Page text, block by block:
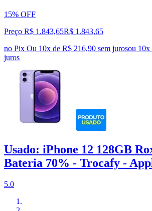
15% OFF
Preço R$ 1.843,65R$ 1.843,65
no Pix Ou 10x de R$ 216,90 sem jurosou 10x
juros
Usado: iPhone 12 128GB
Bateria 70% - Trocafy -
5.0